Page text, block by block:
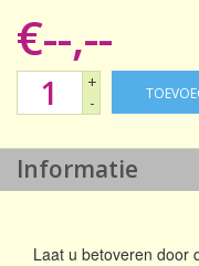
€--,--
+
-
Informatie
Laat u betoveren door